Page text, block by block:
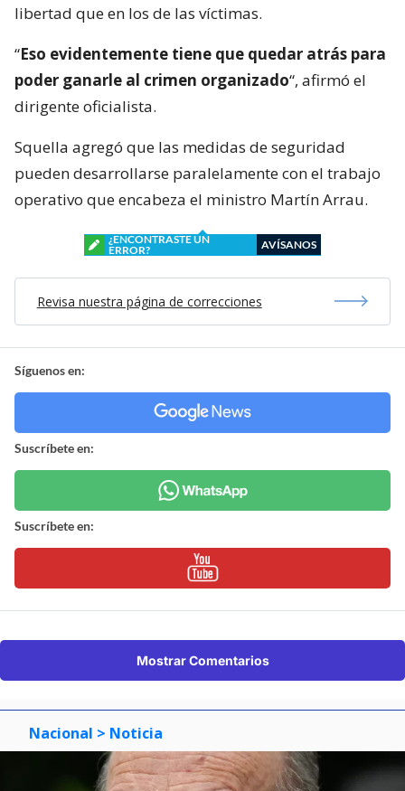
libertad que en los de las víctimas.
“Eso evidentemente tiene que quedar atrás para
poder ganarle al crimen organizado“, afirmó el
dirigente oficialista.
Squella agregó que las medidas de seguridad
pueden desarrollarse paralelamente con el trabajo
operativo que encabeza el ministro Martín Arrau.
¿ENCONTRASTE UN
ERROR?
AVÍSANOS
Revisa nuestra página de correcciones
Síguenos en:
Suscríbete en:
Suscríbete en:
Mostrar Comentarios
Nacional > Noticia